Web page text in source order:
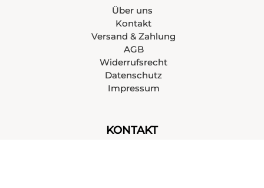
Über uns
Kontakt
Versand & Zahlung
AGB
Widerrufsrecht
Datenschutz
Impressum
KONTAKT